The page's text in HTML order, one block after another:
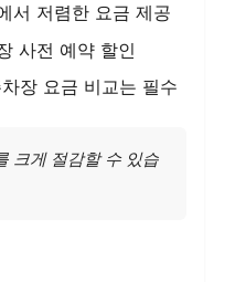
서 저렴한 요금 제공
사전 예약 할인
장 요금 비교는 필수
크게 절감할 수 있습